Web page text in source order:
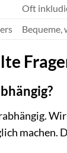
Oft
Bequeme,
machen.